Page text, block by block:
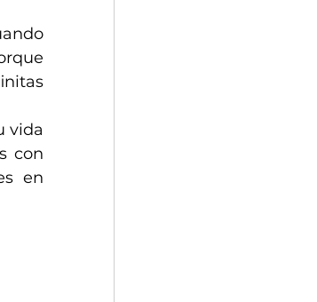
vida
con
en